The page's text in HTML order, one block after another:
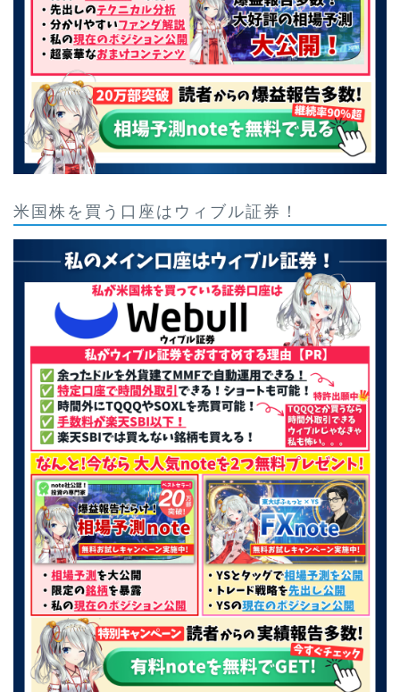
米国株を買う口座はウィブル証券！